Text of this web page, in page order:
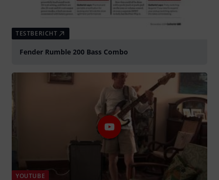
TESTBERICHT
Fender Rumble 200 Bass Combo
YOUTUBE